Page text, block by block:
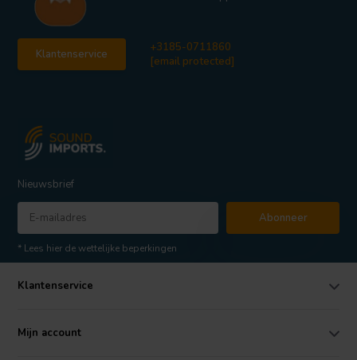
Klantenservice
+3185-0711860
[email protected]
Nieuwsbrief
Abonneer
* Lees hier de wettelijke beperkingen
Klantenservice
Mijn account